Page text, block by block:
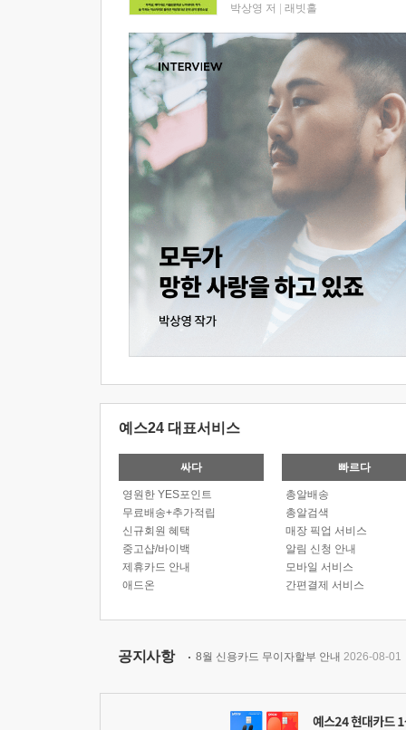
박상영 저 래빗홀
예스24 대표서비스
싸다
영원한 YES포인트
무료배송+추가적립
신규회원 혜택
중고샵/바이백
제휴카드 안내
애드온
빠르다
총알배송
총알검색
매장 픽업 서비스
알림 신청 안내
모바일 서비스
간편결제 서비스
공지사항 8월 신용카드 무이자할부 안내 2026-08-01